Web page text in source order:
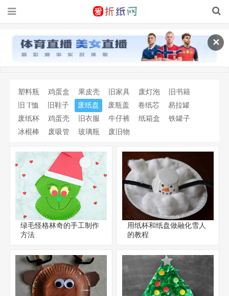
✕
塑料瓶 鸡蛋盒 果皮壳 旧家具 废灯泡
旧书籍
旧 T恤
旧鞋子 废纸盘 废瓶盖 卷纸芯
易拉罐
废纸杯
鸡蛋壳 旧衣服 牛仔裤 纸箱盒
铁罐子
冰棍棒
废吸管 玻璃瓶 废旧物
绿毛怪格林奇的手工制作
方法
用纸杯和纸盘做融化雪人
的教程